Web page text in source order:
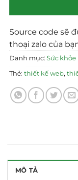
Source code sẽ
thoại zalo của
Danh mục:Sức khỏe
Thẻ:thiết kế web,
MÔ TẢ